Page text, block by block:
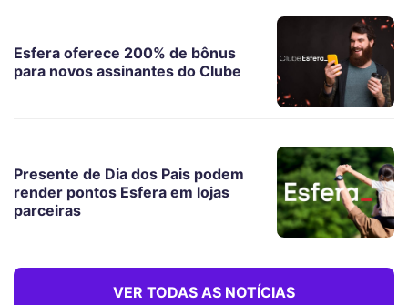
Esfera oferece 200% de bônus
para novos assinantes do Clube
Presente de Dia dos Pais podem
render pontos Esfera em lojas
parceiras
VER TODAS AS NOTÍCIAS